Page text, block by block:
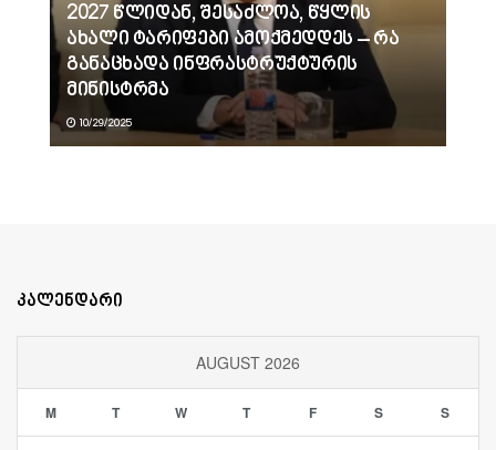
2027 წლიდან, შესაძლოა, წყლის
ახალი ტარიფები ამოქმედდეს – რა
განაცხადა ინფრასტრუქტურის
მინისტრმა
10/29/2025
კალენდარი
AUGUST 2026
M T W T F S S